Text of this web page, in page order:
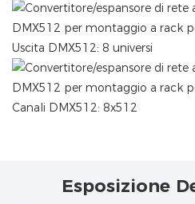
Uscita DMX512: 8 universi
Canali DMX512: 8x512
Esposizione